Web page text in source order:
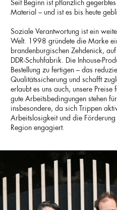
Seit Beginn ist pflanzlich
Material – und ist es bis heute
Soziale Verantwortung ist ein
Welt. 1998 gründete die Marke
brandenburgischen Zehdenick,
DDR-Schuhfabrik. Die Inhouse-
Bestellung zu fertigen – das
Qualitätssicherung und schafft
erlaubt es uns auch, unsere Preise
gute Arbeitsbedingungen stehen
insbesondere, da sich Trippen
Arbeitslosigkeit und die
Region engagiert.